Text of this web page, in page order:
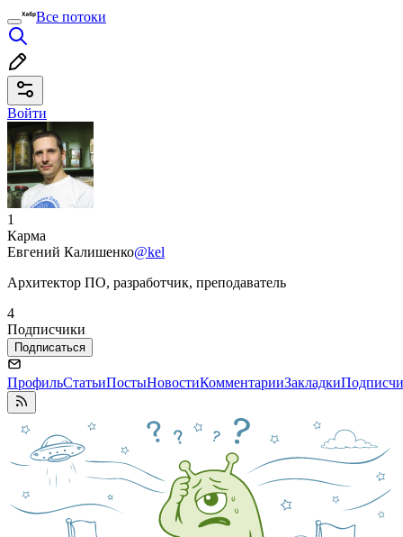
Все потоки
Войти
1
Карма
Евгений Калишенко@kel
Архитектор ПО, разработчик, преподаватель
4
Подписчики
Подписаться
ПрофильСтатьиПостыНовостиКомментарииЗакладки